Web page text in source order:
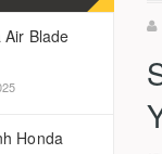
Air Blade
Honda